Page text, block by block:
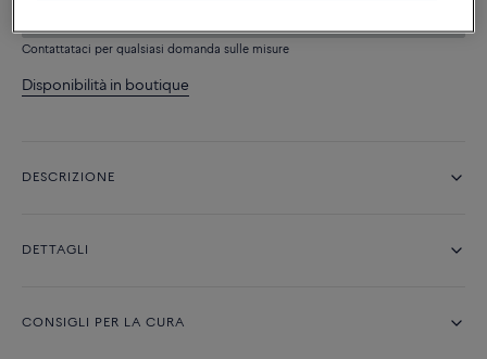
Contattataci per qualsiasi domanda sulle misure
Disponibilità in boutique
DESCRIZIONE
DETTAGLI
CONSIGLI PER LA CURA